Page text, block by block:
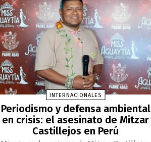
INTERNACIONALES
Periodismo y defensa ambiental
en crisis: el asesinato de Mitzar
Castillejos en Perú